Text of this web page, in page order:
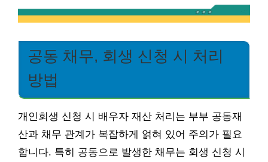
공동 채무, 회생 신청 시 처리
방법
개인회생 신청 시 배우자 재산 처리는 부부 공동재
산과 채무 관계가 복잡하게 얽혀 있어 주의가 필요
합니다. 특히 공동으로 발생한 채무는 회생 신청 시